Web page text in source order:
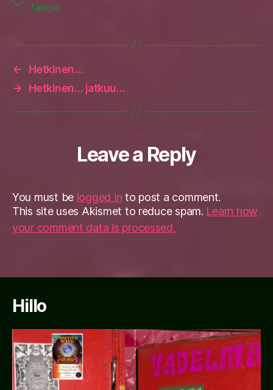
Tampo
←
Hetkinen…
→
Hetkinen… jatkuu…
Leave a Reply
You must be logged in to post a comment.
This site uses Akismet to reduce spam. Learn how
your comment data is processed.
Hillo